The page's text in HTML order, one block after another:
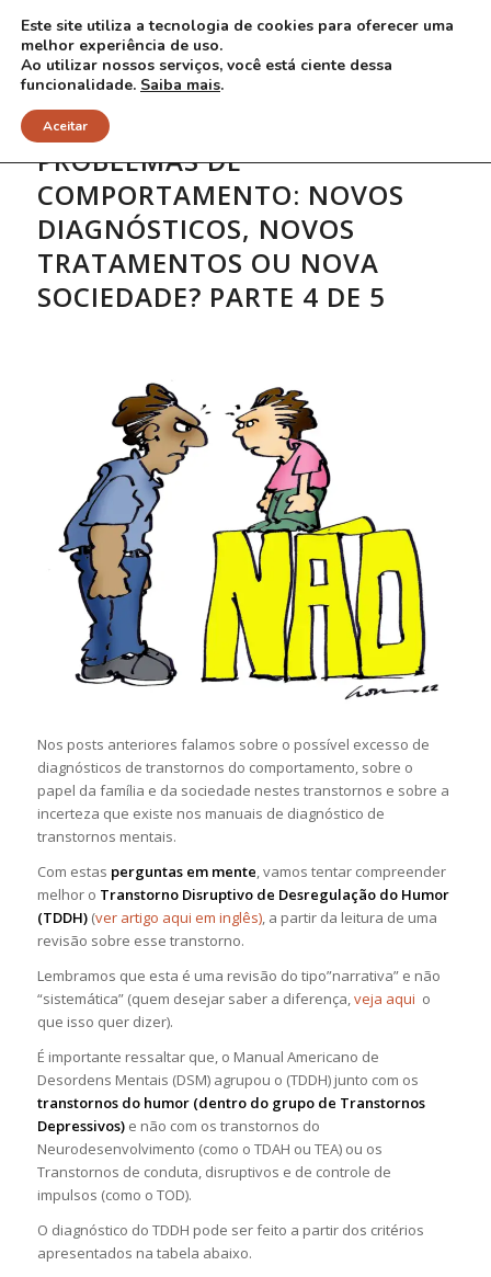
PROBLEMAS DE
COMPORTAMENTO: NOVOS
DIAGNÓSTICOS, NOVOS
TRATAMENTOS OU NOVA
SOCIEDADE? PARTE 4 DE 5
Nos posts anteriores falamos sobre o possível excesso de
diagnósticos de transtornos do comportamento, sobre o
papel da família e da sociedade nestes transtornos e sobre a
incerteza que existe nos manuais de diagnóstico de
transtornos mentais.
Com estas perguntas em mente, vamos tentar compreender
melhor o Transtorno Disruptivo de Desregulação do Humor
(TDDH)(ver artigo aqui em inglês), a partir da leitura de uma
revisão sobre esse transtorno.
Lembramos que esta é uma revisão do tipo”narrativa” e não
“sistemática” (quem desejar saber a diferença,veja aqui o
que isso quer dizer).
É importante ressaltar que, o Manual Americano de
Desordens Mentais (DSM) agrupou o (TDDH) junto com os
transtornos do humor (dentro do grupo de Transtornos
Depressivos)e não com os transtornos do
Neurodesenvolvimento (como o TDAH ou TEA) ou os
Transtornos de conduta, disruptivos e de controle de
impulsos (como o TOD).
O diagnóstico do TDDH pode ser feito a partir dos critérios
apresentados na tabela abaixo.
Este site utiliza a tecnologia de cookies para oferecer uma
melhor experiência de uso.
Ao utilizar nossos serviços, você está ciente dessa
funcionalidade. Saiba mais.
Aceitar